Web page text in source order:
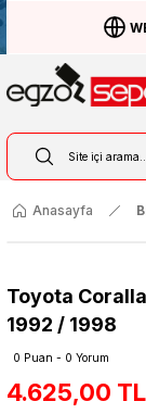
Anasayfa
Toyota
1992 / 1998
0 Puan - 0 Yorum
4.625,00 TL